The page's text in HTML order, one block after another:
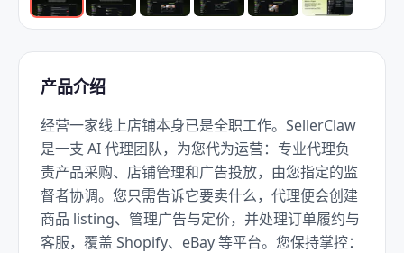
产品介绍
经营一家线上店铺本身已是全职工作。SellerClaw
是一支 AI 代理团队，为您代为运营：专业代理负
责产品采购、店铺管理和广告投放，由您指定的监
督者协调。您只需告诉它要卖什么，代理便会创建
商品 listing、管理广告与定价，并处理订单履约与
客服，覆盖 Shopify、eBay 等平台。您保持掌控：